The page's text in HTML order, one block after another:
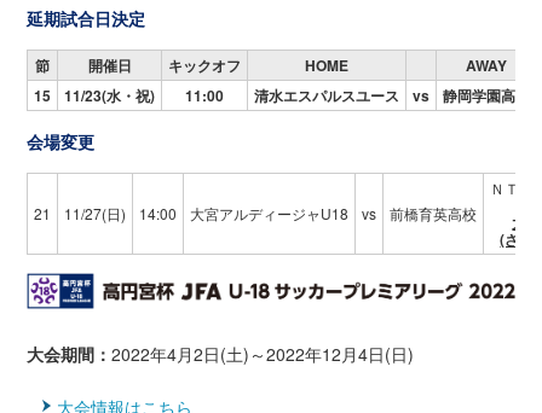
延期試合日決定
節 開催日 キックオフ HOME
AWAY
15
11/23(水・祝) 11:00 清水エスパルスユース vs 静岡学園高校
会場変更
21 11/27(日) 14:00 大宮アルディージャU18 vs 前橋育英高校
ＮＴＴ
大
(さい
大会期間：2022年4月2日(土)～2022年12月4日(日)
大会情報はこちら